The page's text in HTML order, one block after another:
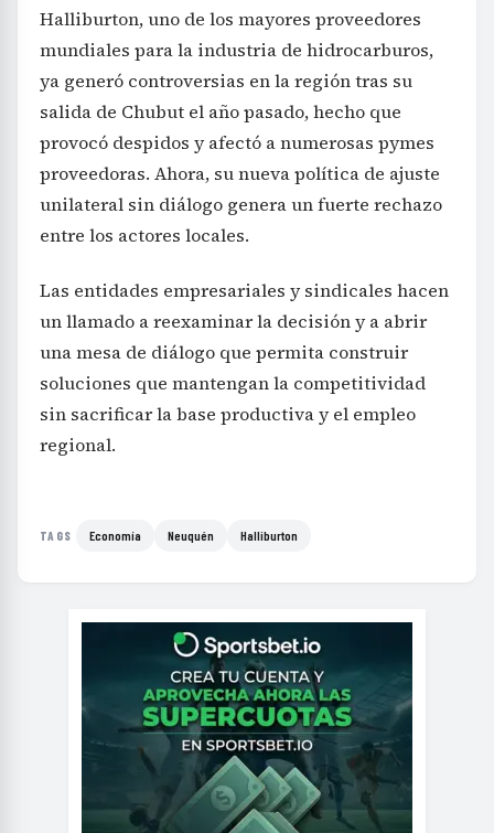
Halliburton, uno de los mayores proveedores
mundiales para la industria de hidrocarburos,
ya generó controversias en la región tras su
salida de Chubut el año pasado, hecho que
provocó despidos y afectó a numerosas pymes
proveedoras. Ahora, su nueva política de ajuste
unilateral sin diálogo genera un fuerte rechazo
entre los actores locales.
Las entidades empresariales y sindicales hacen
un llamado a reexaminar la decisión y a abrir
una mesa de diálogo que permita construir
soluciones que mantengan la competitividad
sin sacrificar la base productiva y el empleo
regional.
TAGS Economía Neuquén Halliburton